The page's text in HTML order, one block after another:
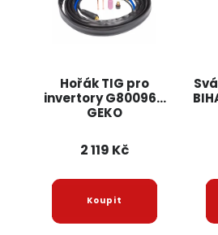
Hořák TIG pro
invertory G80096B
GEKO
2 119 Kč